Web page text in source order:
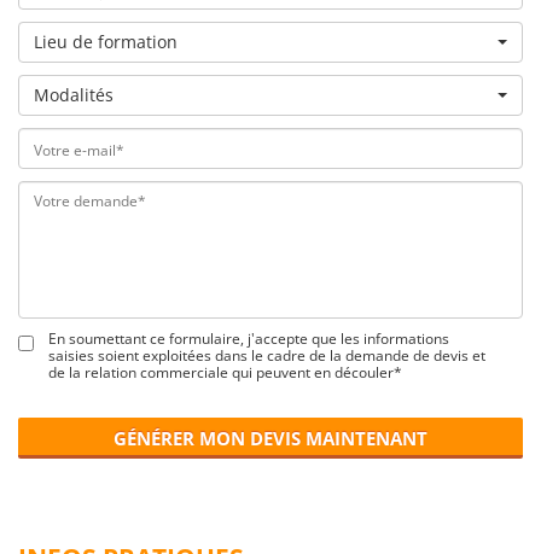
Lieu de formation
Modalités
En soumettant ce formulaire, j'accepte que les informations
saisies soient exploitées dans le cadre de la demande de devis et
de la relation commerciale qui peuvent en découler*
GÉNÉRER MON DEVIS MAINTENANT